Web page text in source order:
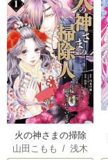
火の神さまの掃除
人ですが、いつの
山田こもも /浅木